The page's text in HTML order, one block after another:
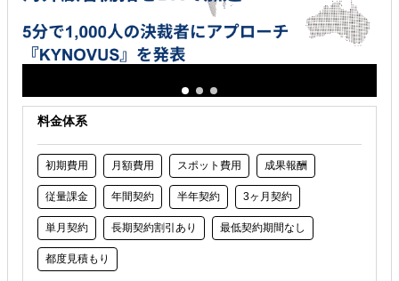
料金体系
初期費用 月額費用 スポット費用 成果報酬
従量課金 年間契約 半年契約 3ヶ月契約
単月契約 長期契約割引あり 最低契約期間なし
都度見積もり